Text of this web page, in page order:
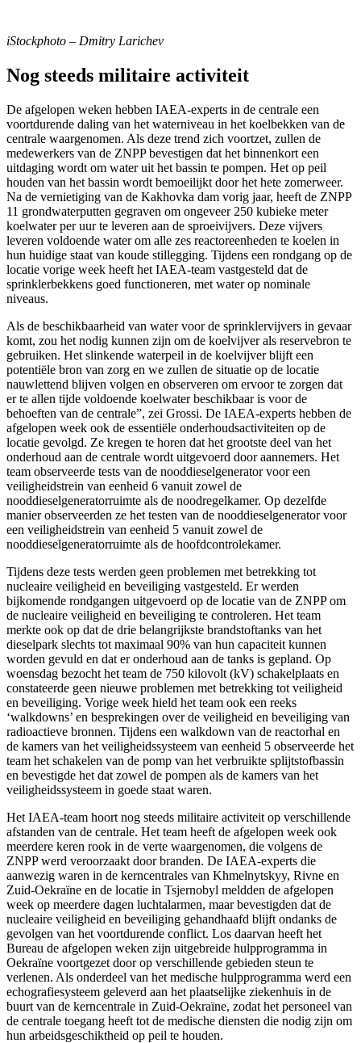
iStockphoto – Dmitry Larichev
Nog steeds militaire activiteit
De afgelopen weken hebben IAEA-experts in de centrale een
voortdurende daling van het waterniveau in het koelbekken van de
centrale waargenomen. Als deze trend zich voortzet, zullen de
medewerkers van de ZNPP bevestigen dat het binnenkort een
uitdaging wordt om water uit het bassin te pompen. Het op peil
houden van het bassin wordt bemoeilijkt door het hete zomerweer.
Na de vernietiging van de Kakhovka dam vorig jaar, heeft de ZNPP
11 grondwaterputten gegraven om ongeveer 250 kubieke meter
koelwater per uur te leveren aan de sproeivijvers. Deze vijvers
leveren voldoende water om alle zes reactoreenheden te koelen in
hun huidige staat van koude stillegging. Tijdens een rondgang op de
locatie vorige week heeft het IAEA-team vastgesteld dat de
sprinklerbekkens goed functioneren, met water op nominale
niveaus.
Als de beschikbaarheid van water voor de sprinklervijvers in gevaar
komt, zou het nodig kunnen zijn om de koelvijver als reservebron te
gebruiken. Het slinkende waterpeil in de koelvijver blijft een
potentiële bron van zorg en we zullen de situatie op de locatie
nauwlettend blijven volgen en observeren om ervoor te zorgen dat
er te allen tijde voldoende koelwater beschikbaar is voor de
behoeften van de centrale”, zei Grossi. De IAEA-experts hebben de
afgelopen week ook de essentiële onderhoudsactiviteiten op de
locatie gevolgd. Ze kregen te horen dat het grootste deel van het
onderhoud aan de centrale wordt uitgevoerd door aannemers. Het
team observeerde tests van de nooddieselgenerator voor een
veiligheidstrein van eenheid 6 vanuit zowel de
nooddieselgeneratorruimte als de noodregelkamer. Op dezelfde
manier observeerden ze het testen van de nooddieselgenerator voor
een veiligheidstrein van eenheid 5 vanuit zowel de
nooddieselgeneratorruimte als de hoofdcontrolekamer.
Tijdens deze tests werden geen problemen met betrekking tot
nucleaire veiligheid en beveiliging vastgesteld. Er werden
bijkomende rondgangen uitgevoerd op de locatie van de ZNPP om
de nucleaire veiligheid en beveiliging te controleren. Het team
merkte ook op dat de drie belangrijkste brandstoftanks van het
dieselpark slechts tot maximaal 90% van hun capaciteit kunnen
worden gevuld en dat er onderhoud aan de tanks is gepland. Op
woensdag bezocht het team de 750 kilovolt (kV) schakelplaats en
constateerde geen nieuwe problemen met betrekking tot veiligheid
en beveiliging. Vorige week hield het team ook een reeks
‘walkdowns’ en besprekingen over de veiligheid en beveiliging van
radioactieve bronnen. Tijdens een walkdown van de reactorhal en
de kamers van het veiligheidssysteem van eenheid 5 observeerde het
team het schakelen van de pomp van het verbruikte splijtstofbassin
en bevestigde het dat zowel de pompen als de kamers van het
veiligheidssysteem in goede staat waren.
Het IAEA-team hoort nog steeds militaire activiteit op verschillende
afstanden van de centrale. Het team heeft de afgelopen week ook
meerdere keren rook in de verte waargenomen, die volgens de
ZNPP werd veroorzaakt door branden. De IAEA-experts die
aanwezig waren in de kerncentrales van Khmelnytskyy, Rivne en
Zuid-Oekraïne en de locatie in Tsjernobyl meldden de afgelopen
week op meerdere dagen luchtalarmen, maar bevestigden dat de
nucleaire veiligheid en beveiliging gehandhaafd blijft ondanks de
gevolgen van het voortdurende conflict. Los daarvan heeft het
Bureau de afgelopen weken zijn uitgebreide hulpprogramma in
Oekraïne voortgezet door op verschillende gebieden steun te
verlenen. Als onderdeel van het medische hulpprogramma werd een
echografiesysteem geleverd aan het plaatselijke ziekenhuis in de
buurt van de kerncentrale in Zuid-Oekraïne, zodat het personeel van
de centrale toegang heeft tot de medische diensten die nodig zijn om
hun arbeidsgeschiktheid op peil te houden.